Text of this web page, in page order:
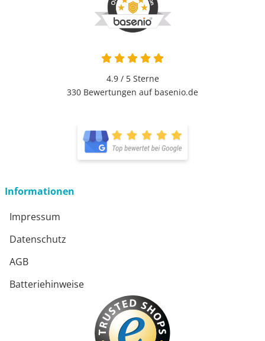
4.9 von 5
4.9 / 5Sterne
330 Bewertungen auf basenio.de
öffnet in neuem Fenster
Informationen
Impressum
Datenschutz
AGB
Batteriehinweise